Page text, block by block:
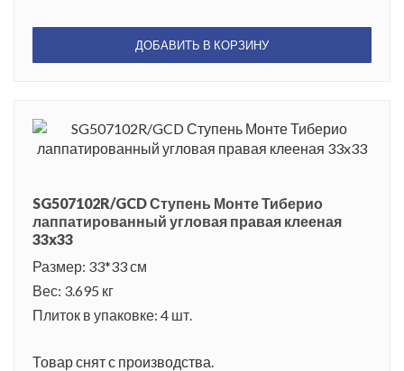
ДОБАВИТЬ В КОРЗИНУ
SG507102R/GCD Ступень Монте Тиберио
лаппатированный угловая правая клееная
33x33
Размер: 33*33 см
Вес: 3.695 кг
Плиток в упаковке: 4 шт.
Товар снят с производства.